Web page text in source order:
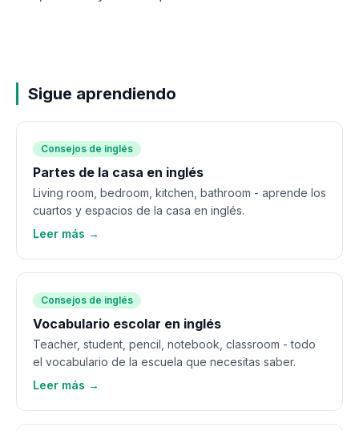
Sigue aprendiendo
Consejos de inglés
Partes de la casa en inglés
Living room, bedroom, kitchen, bathroom - aprende los
cuartos y espacios de la casa en inglés.
Leer más →
Consejos de inglés
Vocabulario escolar en inglés
Teacher, student, pencil, notebook, classroom - todo
el vocabulario de la escuela que necesitas saber.
Leer más →